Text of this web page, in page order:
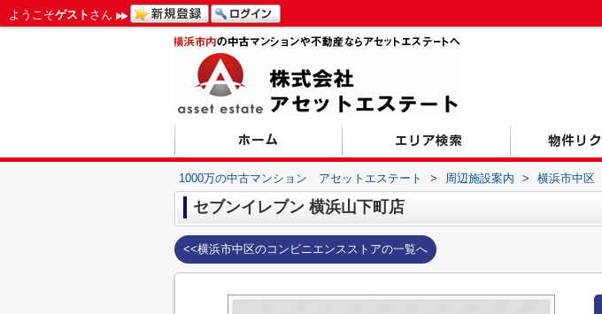
ようこそゲスト さん
1000万の中古マンション アセットエステート > 周辺施設案内 > 横浜市中区
セブンイレブン 横浜山下町店
<<横浜市中区のコンビニエンスストアの一覧へ